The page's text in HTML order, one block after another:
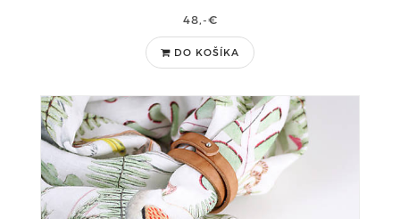
48,-€
DO KOŠÍKA